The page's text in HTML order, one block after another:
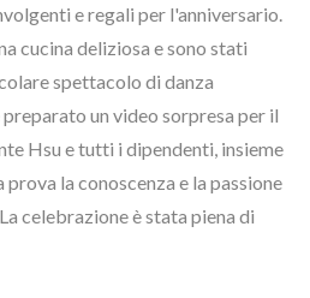
e regali per l'anniversario.
cucina deliziosa e sono stati
spettacolo di danza
un video sorpresa per il
Hsu e tutti i dipendenti, insieme
prova la conoscenza e la passione
celebrazione è stata piena di